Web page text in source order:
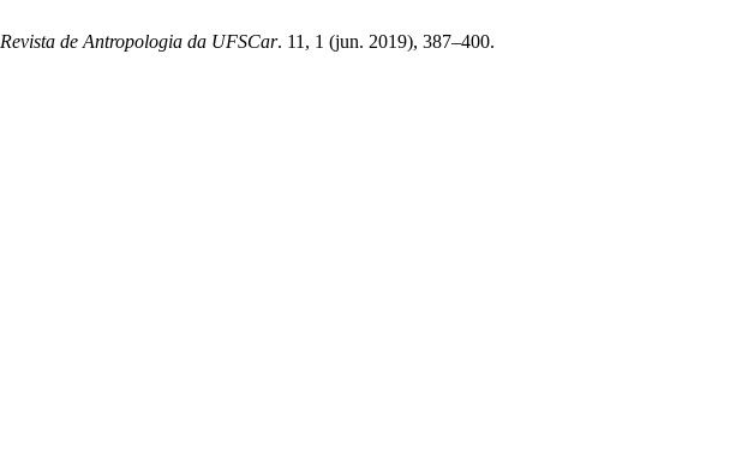
Revista de Antropologia da UFSCar. 11, 1 (jun. 2019), 387–400.